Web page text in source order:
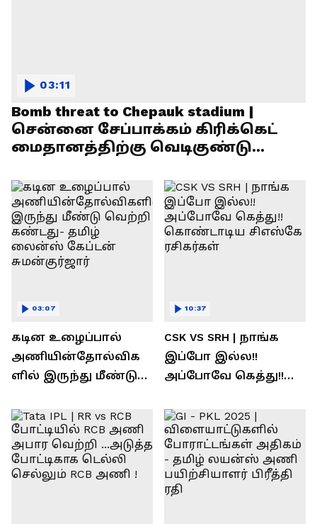
Bomb threat to Chepauk stadium |
சென்னை சேப்பாக்கம் கிரிக்கெட்
மைதானத்திற்கு வெடிகுண்டு
03:11
கடின உழைப்பால்
அணியின்தோல்விக
ளில் இருந்து மீண்டு
தமிழ் லைன்ஸ்
கேப்டன் சுமன்குர்ஜார்
03:07
CSK VS SRH | நாங்க
இப்போ இல்ல!!
அப்போவே கெத்து!!
சிஎஸ்கே ரசிகர்கள்
10:37